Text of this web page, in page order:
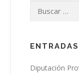
Diputación